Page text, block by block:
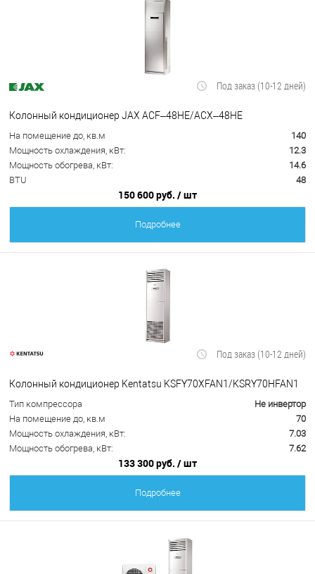
Под заказ (10-12 дней)
Колонный кондиционер JAX ACF–48HE/ACX–48HE
На помещение до, кв.м
140
Мощность охлаждения, кВт:
12.3
Мощность обогрева, кВт:
14.6
BTU
48
150 600 руб. / шт
Подробнее
Под заказ (10-12 дней)
Колонный кондиционер Kentatsu KSFY70XFAN1/KSRY70HFAN1
Тип компрессора
Не инвертор
На помещение до, кв.м
70
Мощность охлаждения, кВт:
7.03
Мощность обогрева, кВт:
7.62
133 300 руб. / шт
Подробнее